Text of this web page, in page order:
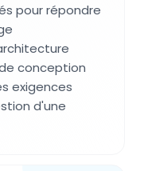
pour répondre
conception
exigences
d'une